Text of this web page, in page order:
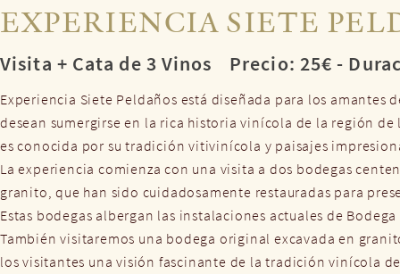
EXPERIENCIA SIETE
Visita + Cata de 3 Vinos Precio: 25€ -
Experiencia Siete Peldaños está diseñada para los amantes
desean sumergirse en la rica historia vinícola de la región de
es conocida por su tradición vitivinícola y paisajes
La experiencia comienza con una visita a dos bodegas
granito, que han sido cuidadosamente restauradas para
Estas bodegas albergan las instalaciones actuales de
También visitaremos una bodega original excavada en
los visitantes una visión fascinante de la tradición vinícola